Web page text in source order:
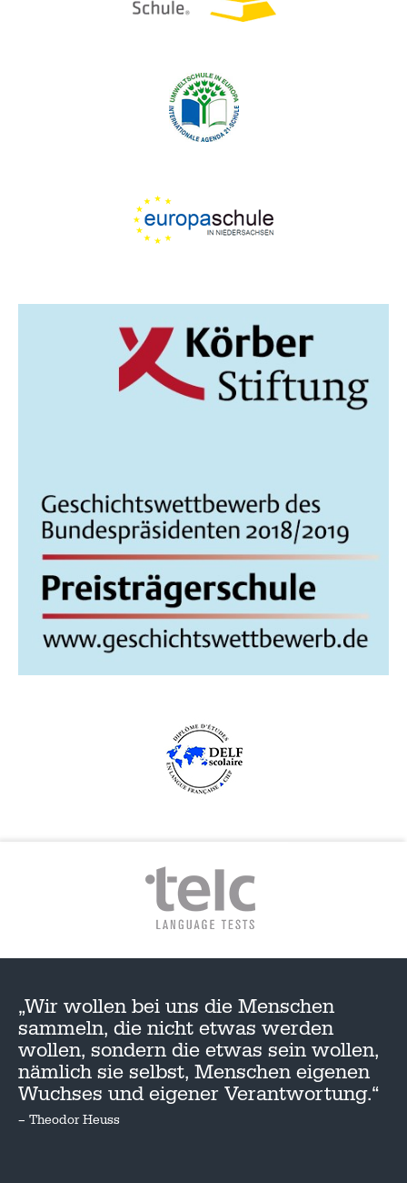
„Wir wollen bei uns die Menschen
sammeln, die nicht etwas werden
wollen, sondern die etwas sein wollen,
nämlich sie selbst, Menschen eigenen
Wuchses und eigener Verantwortung.“
– Theodor Heuss